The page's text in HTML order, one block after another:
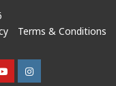
Terms & Conditions
Instagram